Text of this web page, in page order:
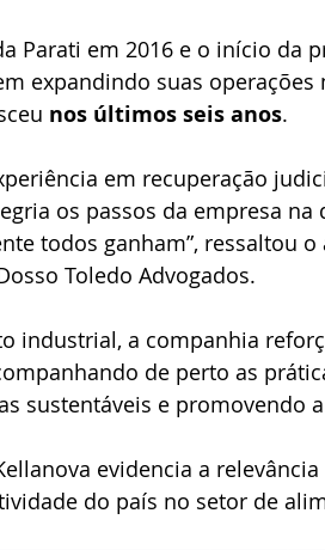
Parati em 2016 e o início da
expandindo suas
nos últimos seis anos.
em recuperação
os passos da empresa
todos ganham”, ressaltou
Toledo Advogados.
industrial, a companhia
de perto as
sustentáveis e promovendo
evidencia a
do país no setor de